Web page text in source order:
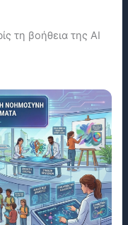
τη βοήθεια της ΑΙ